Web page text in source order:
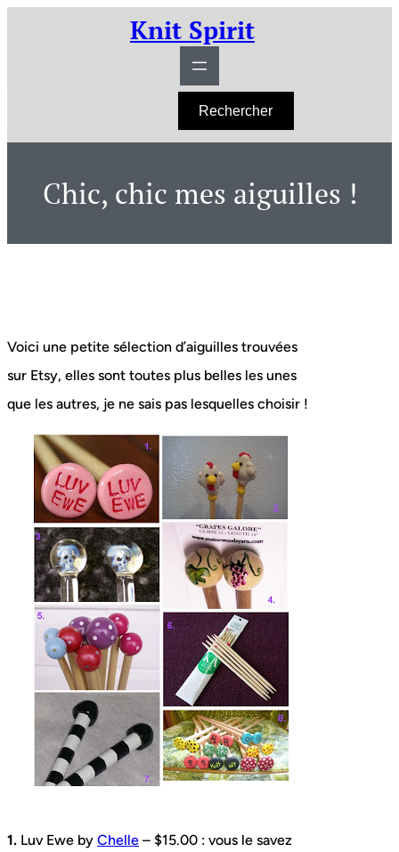
Knit Spirit
h
Rechercher
Chic, chic mes aiguilles !
Voici une petite sélection d’aiguilles trouvées
sur Etsy, elles sont toutes plus belles les unes
que les autres, je ne sais pas lesquelles choisir !
1. Luv Ewe by Chelle – $15.00 : vous le savez